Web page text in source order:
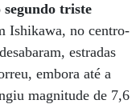
segundo triste
Ishikawa, no centro-
estradas
embora até a
magnitude de 7,6